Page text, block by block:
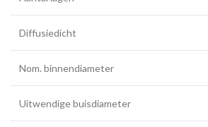
Diffusiedicht
Nom. binnendiameter
Uitwendige buisdiameter